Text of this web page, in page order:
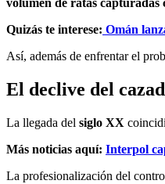
volumen de ratas capturadas
Quizás te interese: Omán
Así, además de enfrentar el
El declive del
La llegada del siglo XX
Más noticias aquí: Interpol
La profesionalización del